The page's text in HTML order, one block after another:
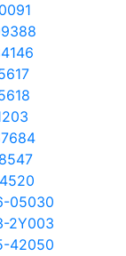
05030
2Y003
42050